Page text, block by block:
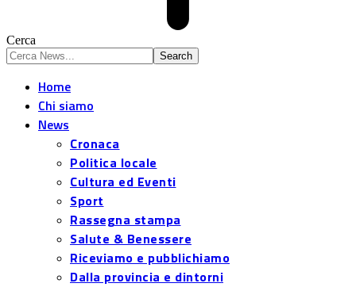
Cerca
Home
Chi siamo
News
Cronaca
Politica locale
Cultura ed Eventi
Sport
Rassegna stampa
Salute & Benessere
Riceviamo e pubblichiamo
Dalla provincia e dintorni